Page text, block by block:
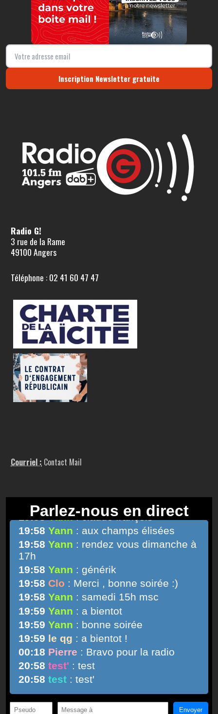
Inscription Newsletter gratuite
Radio G!
3 rue de la Rame
49100 Angers
Téléphone : 02 41 60 47 47
Courriel : Contact Mail